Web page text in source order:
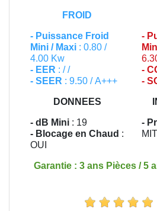
FROID
- Puissance Froid
Mini / Maxi : 0.80 /
4.00 Kw
- EER : / /
- SEER : 9.50 / A+++
-
-
-
DONNEES
- dB Mini : 19
- Blocage en Chaud :
OUI
-
Garantie : 3 ans Pièces / 5